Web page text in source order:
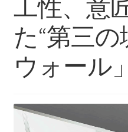
工性、意
た“第三の
ウォール」